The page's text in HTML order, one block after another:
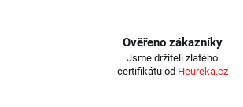
Ověřeno zákazníky
Jsme držiteli zlatého
certifikátu od Heureka.cz